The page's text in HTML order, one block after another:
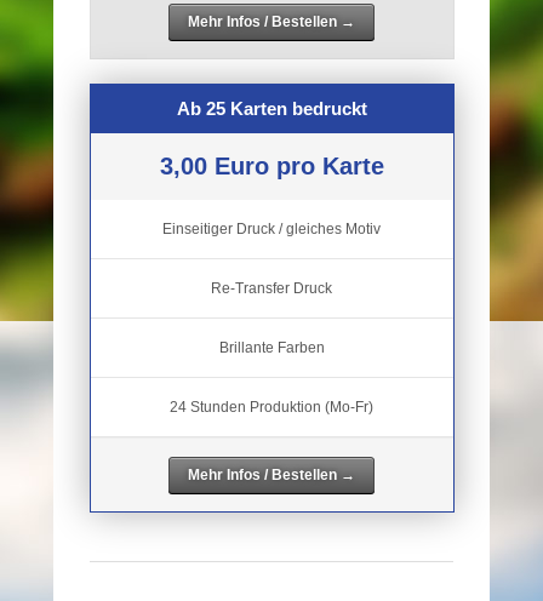
Mehr Infos / Bestellen →
Ab 25 Karten bedruckt
3,00 Euro pro Karte
Einseitiger Druck / gleiches Motiv
Re-Transfer Druck
Brillante Farben
24 Stunden Produktion (Mo-Fr)
Mehr Infos / Bestellen →